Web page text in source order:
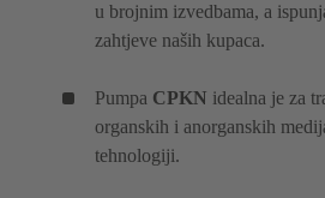
u brojnim izvedbama, a
zahtjeve naših kupaca.
Pumpa CPKN idealna je za
organskih i anorganskih
tehnologiji.